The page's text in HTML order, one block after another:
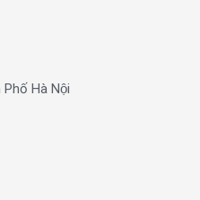
Phố Hà Nội